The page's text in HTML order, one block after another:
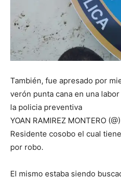
También, fue apresado por
verón punta cana en una
la policia preventiva
YOAN RAMIREZ MONTERO
Residente cosobo el cual
por robo.
El mismo estaba siendo